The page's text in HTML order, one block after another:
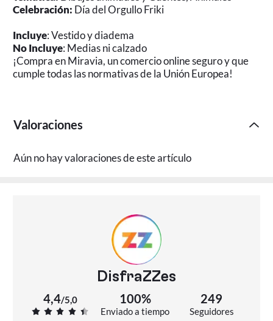
Celebración: Día del Orgullo Friki
Incluye: Vestido y diadema
No Incluye: Medias ni calzado
¡Compra en Miravia, un comercio online seguro y que
cumple todas las normativas de la Unión Europea!
Valoraciones
Aún no hay valoraciones de este artículo
DisfraZZes
4,4/5,0 100%
Enviado a tiempo
249
Seguidores